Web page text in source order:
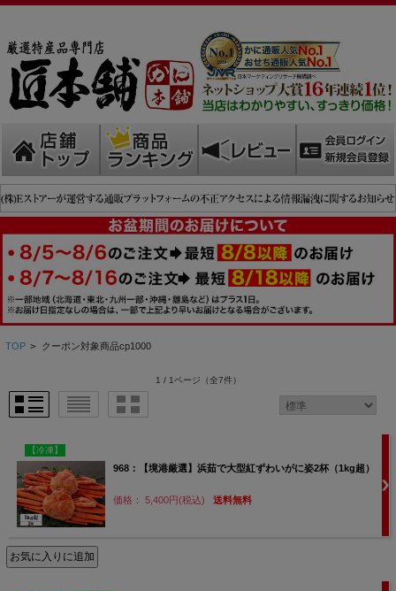
TOP > クーポン対象商品cp1000
1 / 1ページ （全7件）
【冷凍】
968：【境港厳選】浜茹で大型紅ずわいがに姿2杯（1kg超）
価格： 5,400円(税込) 送料無料